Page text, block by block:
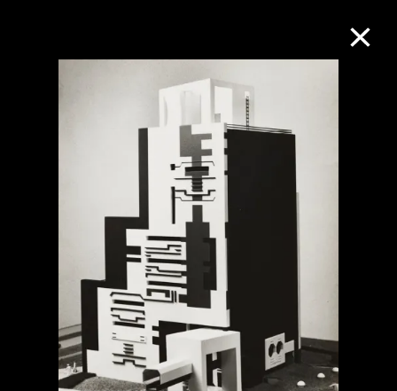
M+藏品
关于M+藏品
探索世界顶级的二十及二十一世纪视觉
文化藏品。